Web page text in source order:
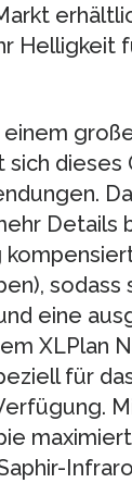
Helligkeit
sich
eine
XLPlan
für